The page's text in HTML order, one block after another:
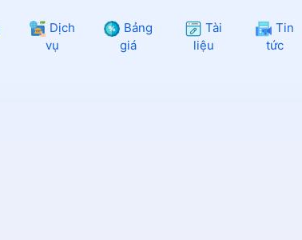
Dịch
vụ
Bảng
giá
Tài
liệu
Tin
tức